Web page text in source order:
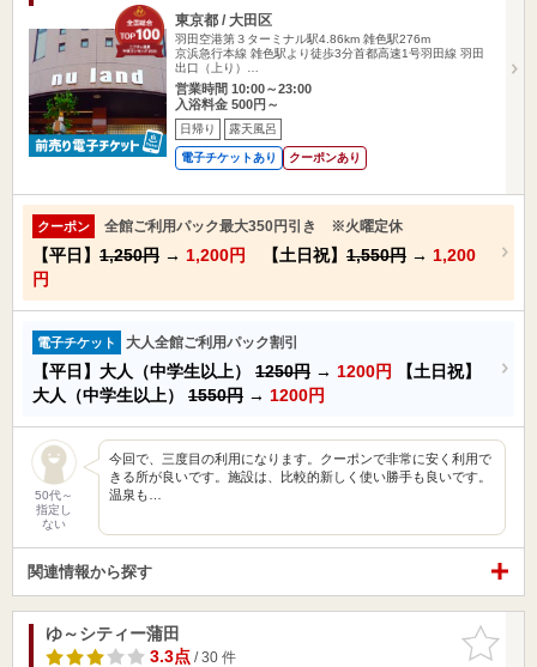
東京都 / 大田区
羽田空港第３ターミナル駅4.86km 雑色駅276m
京浜急行本線 雑色駅より徒歩3分首都高速1号羽田線 羽田
出口（上り）…
営業時間 10:00～23:00
入浴料金 500円～
日帰り 露天風呂
電子チケットあり クーポンあり
クーポン 全館ご利用パック最大350円引き ※火曜定休
【平日】 1,250円 → 1,200円 【土日祝】 1,550円 → 1,200
円
電子チケット 大人全館ご利用パック割引
【平日】大人（中学生以上） 1250円 → 1200円
【土日祝】
大人（中学生以上） 1550円 → 1200円
50代～
指定し
ない
今回で、三度目の利用になります。クーポンで非常に安く利用で
きる所が良いです。施設は、比較的新しく使い勝手も良いです。
温泉も…
関連情報から探す
お気に入
りに追加
ゆ～シティー蒲田
3.3点/ 30 件